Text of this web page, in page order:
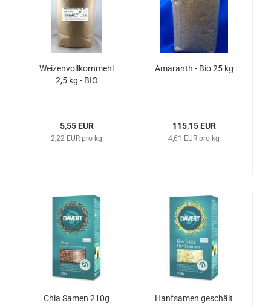
Weizenvollkornmehl
2,5 kg - BIO
5,55 EUR
2,22 EUR pro kg
Amaranth - Bio 25 kg
115,15 EUR
4,61 EUR pro kg
Chia Samen 210g
Hanfsamen geschält